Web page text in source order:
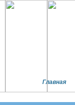
Главная